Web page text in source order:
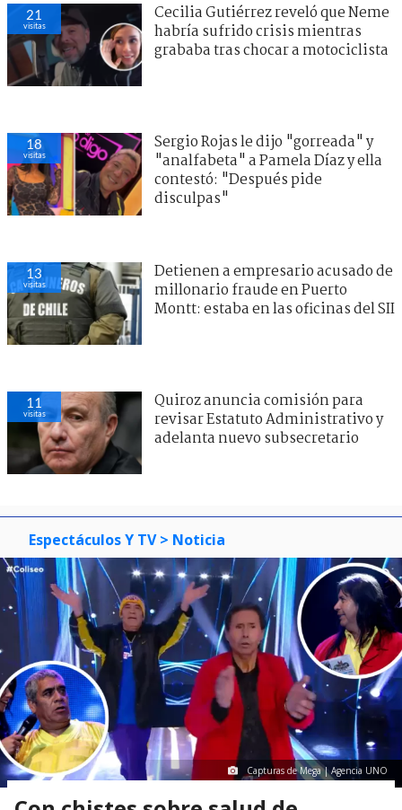
21
visitas
Cecilia Gutiérrez reveló que Neme
habría sufrido crisis mientras
grababa tras chocar a motociclista
18
visitas
Sergio Rojas le dijo "gorreada" y
"analfabeta" a Pamela Díaz y ella
contestó: "Después pide
disculpas"
13
visitas
Detienen a empresario acusado de
millonario fraude en Puerto
Montt: estaba en las oficinas del SII
11
visitas
Quiroz anuncia comisión para
revisar Estatuto Administrativo y
adelanta nuevo subsecretario
Espectáculos Y TV > Noticia
Capturas de Mega | Agencia UNO